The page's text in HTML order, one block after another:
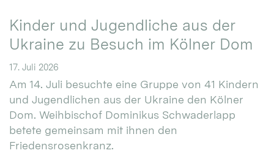
Kinder und Jugendliche aus der
Ukraine zu Besuch im Kölner Dom
17. Juli 2026
Am 14. Juli besuchte eine Gruppe von 41 Kindern
und Jugendlichen aus der Ukraine den Kölner
Dom. Weihbischof Dominikus Schwaderlapp
betete gemeinsam mit ihnen den
Friedensrosenkranz.